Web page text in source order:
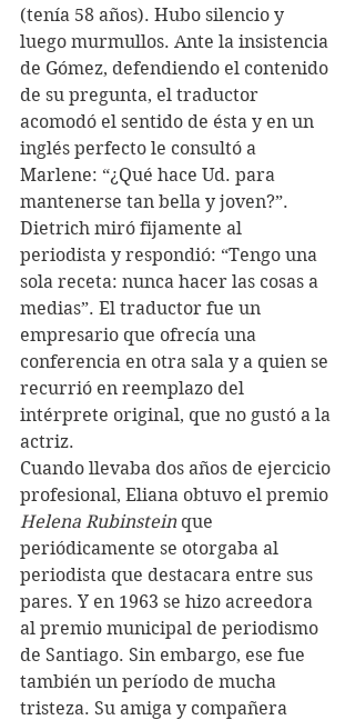
(tenía 58 años). Hubo silencio y
luego murmullos. Ante la insistencia
de Gómez, defendiendo el contenido
de su pregunta, el traductor
acomodó el sentido de ésta y en un
inglés perfecto le consultó a
Marlene: “¿Qué hace Ud. para
mantenerse tan bella y joven?”.
Dietrich miró fijamente al
periodista y respondió: “Tengo una
sola receta: nunca hacer las cosas a
medias”. El traductor fue un
empresario que ofrecía una
conferencia en otra sala y a quien se
recurrió en reemplazo del
intérprete original, que no gustó a la
actriz.
Cuando llevaba dos años de ejercicio
profesional, Eliana obtuvo el premio
Helena Rubinstein que
periódicamente se otorgaba al
periodista que destacara entre sus
pares. Y en 1963 se hizo acreedora
al premio municipal de periodismo
de Santiago. Sin embargo, ese fue
también un período de mucha
tristeza. Su amiga y compañera